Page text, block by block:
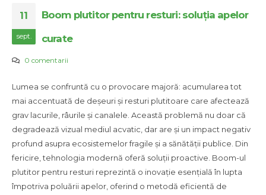
11
sept.
Boom plutitor pentru resturi: soluția apelor
curate
0 comentarii
Lumea se confruntă cu o provocare majoră: acumularea tot
mai accentuată de deșeuri și resturi plutitoare care afectează
grav lacurile, râurile și canalele. Această problemă nu doar că
degradează vizual mediul acvatic, dar are și un impact negativ
profund asupra ecosistemelor fragile și a sănătății publice. Din
fericire, tehnologia modernă oferă soluții proactive. Boom-ul
plutitor pentru resturi reprezintă o inovație esențială în lupta
împotriva poluării apelor, oferind o metodă eficientă de